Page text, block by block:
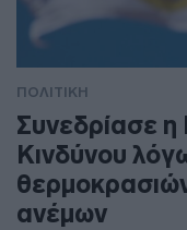
ΠΟΛΙΤΙΚΗ
Συνεδρίασε η
Κινδύνου
ανέμων